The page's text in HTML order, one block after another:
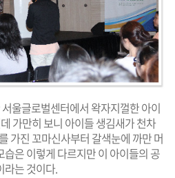
울글로벌센터에서 왁자지껄한 아이
가만히 보니 아이들 생김새가 천차
가진 꼬마신사부터 갈색눈에 까만 머
은 이렇게 다르지만 이 아이들의 공
라는 것이다.